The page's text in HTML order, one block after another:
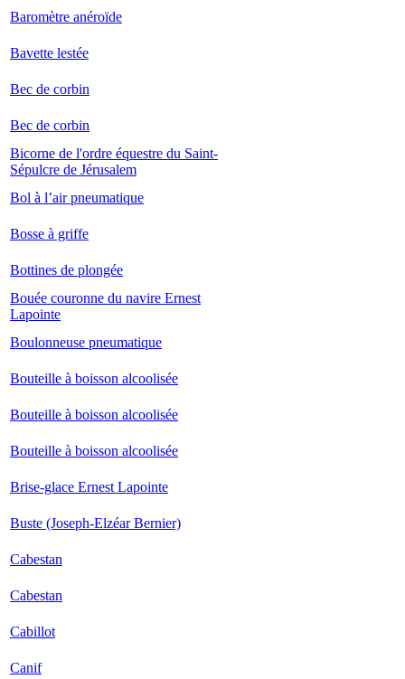
Baromètre anéroïde
Bavette lestée
Bec de corbin
Bec de corbin
Bicorne de l'ordre équestre du Saint-
Sépulcre de Jérusalem
Bol à l’air pneumatique
Bosse à griffe
Bottines de plongée
Bouée couronne du navire Ernest
Lapointe
Boulonneuse pneumatique
Bouteille à boisson alcoolisée
Bouteille à boisson alcoolisée
Bouteille à boisson alcoolisée
Brise-glace Ernest Lapointe
Buste (Joseph-Elzéar Bernier)
Cabestan
Cabestan
Cabillot
Canif